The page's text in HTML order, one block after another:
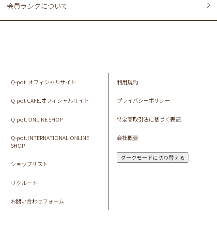
会員ランクについて
Q-pot. オフィシャルサイト
Q-pot CAFE.オフィシャルサイト
Q-pot. ONLINE SHOP
Q-pot. INTERNATIONAL ONLINE
SHOP
ショップリスト
リクルート
お問い合わせフォーム
利用規約
プライバシーポリシー
特定商取引法に基づく表記
会社概要
ダークモードに切り替える